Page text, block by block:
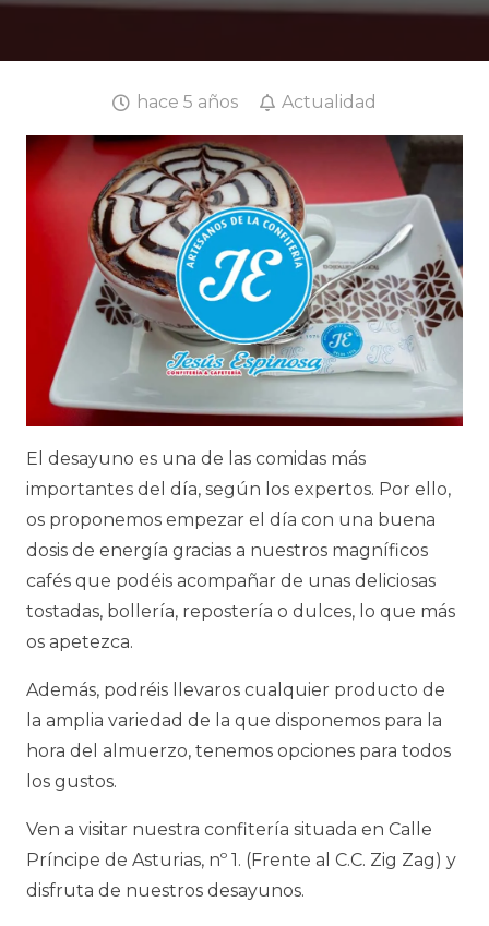
hace 5 años Actualidad
El desayuno es una de las comidas más
importantes del día, según los expertos. Por ello,
os proponemos empezar el día con una buena
dosis de energía gracias a nuestros magníficos
cafés que podéis acompañar de unas deliciosas
tostadas, bollería, repostería o dulces, lo que más
os apetezca.
Además, podréis llevaros cualquier producto de
la amplia variedad de la que disponemos para la
hora del almuerzo, tenemos opciones para todos
los gustos.
Ven a visitar nuestra confitería situada en Calle
Príncipe de Asturias, nº 1. (Frente al C.C. Zig Zag) y
disfruta de nuestros desayunos.